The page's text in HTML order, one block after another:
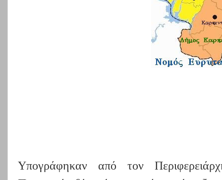
Υπογράφηκαν από τον